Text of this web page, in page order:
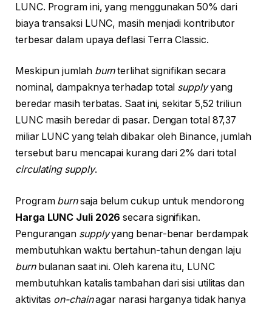
LUNC. Program ini, yang menggunakan 50% dari
biaya transaksi LUNC, masih menjadi kontributor
terbesar dalam upaya deflasi Terra Classic.
Meskipun jumlah burnterlihat signifikan secara
nominal, dampaknya terhadap total supplyyang
beredar masih terbatas. Saat ini, sekitar 5,52 triliun
LUNC masih beredar di pasar. Dengan total 87,37
miliar LUNC yang telah dibakar oleh Binance, jumlah
tersebut baru mencapai kurang dari 2% dari total
circulating supply.
Program burnsaja belum cukup untuk mendorong
Harga LUNC Juli 2026 secara signifikan.
Pengurangan supplyyang benar-benar berdampak
membutuhkan waktu bertahun-tahun dengan laju
burnbulanan saat ini. Oleh karena itu, LUNC
membutuhkan katalis tambahan dari sisi utilitas dan
aktivitas on-chainagar narasi harganya tidak hanya